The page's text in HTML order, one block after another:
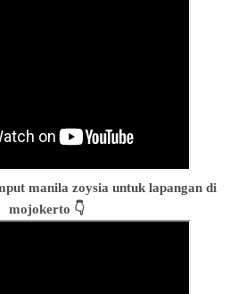
manila zoysia untuk lapangan di
mojokerto 👇